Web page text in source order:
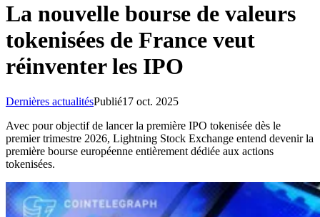
La nouvelle bourse de valeurs
tokenisées de France veut
réinventer les IPO
Dernières actualitésPublié17 oct. 2025
Avec pour objectif de lancer la première IPO tokenisée dès le
premier trimestre 2026, Lightning Stock Exchange entend devenir la
première bourse européenne entièrement dédiée aux actions
tokenisées.